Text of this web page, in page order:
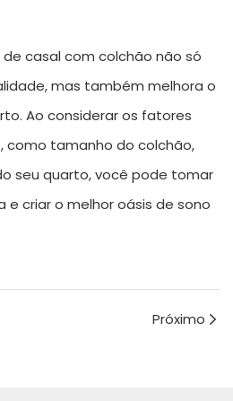
casal com colchão não só
mas também melhora o
Ao considerar os fatores
como tamanho do colchão,
seu quarto, você pode tomar
criar o melhor oásis de sono
Próximo